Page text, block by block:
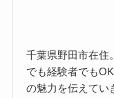
千葉県野田市在住
でも経験者でも
の魅力を伝えてい